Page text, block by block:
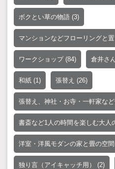
ボクとい草の物語 (3)
マンションなどフローリングと
ワークショップ(84) 倉井さ
和紙 (1) 張替え (26)
張替え、神社・お寺・一軒家な
書斎など1人の時間を楽しむ大人
洋室・洋風モダンの家と畳の空間
独り言（アイキャッチ用） (2)